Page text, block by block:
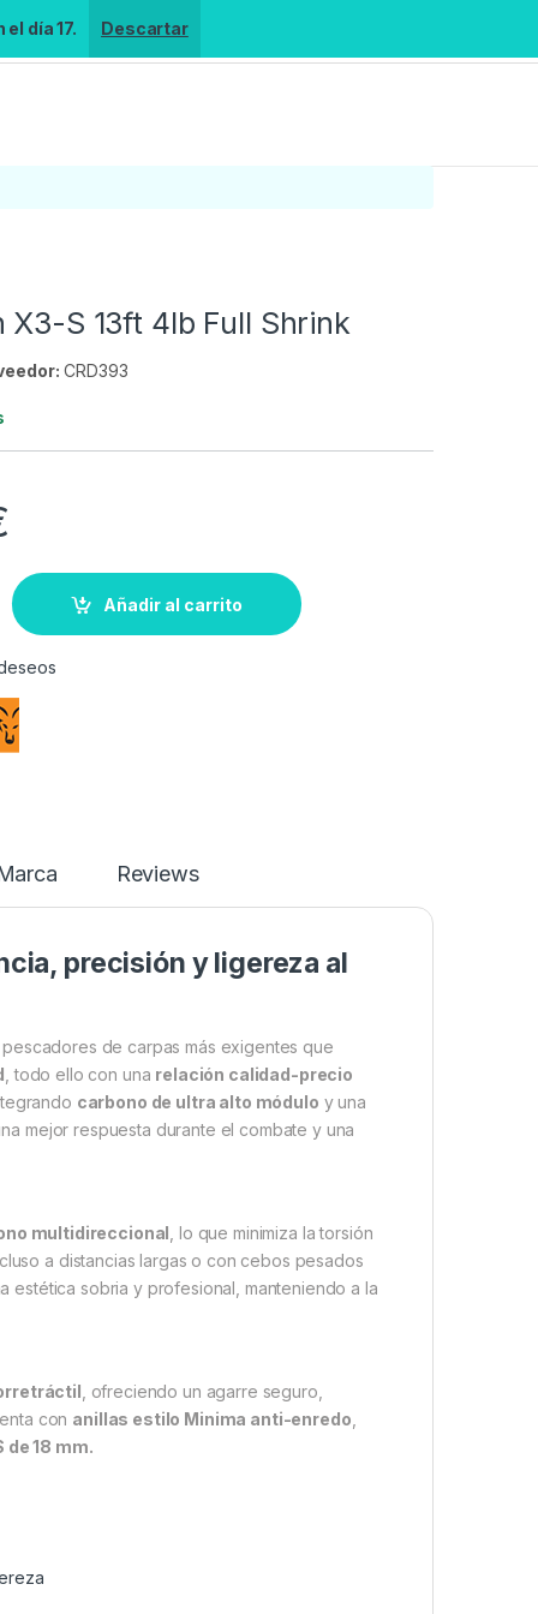
día 17. Descartar
X3-S 13ft 4lb Full Shrink
CRD393
Añadir al carrito
Reviews
precisión y ligereza al
de carpas más exigentes que
, todo ello con una relación calidad-precio
carbono de ultra alto módulo y una
mejor respuesta durante el combate y una
multidireccional , lo que minimiza la torsión
a distancias largas o con cebos pesados
estética sobria y profesional, manteniendo a la
, ofreciendo un agarre seguro,
con anillas estilo Minima anti-enredo
18 mm.